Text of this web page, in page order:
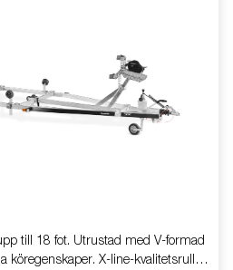
till 18 fot. Utrustad med V-formad
köregenskaper. X-line-kvalitetsrullar